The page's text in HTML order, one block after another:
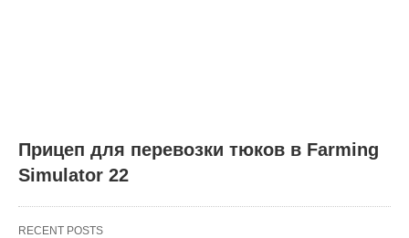
Прицеп для перевозки тюков в Farming
Simulator 22
RECENT POSTS